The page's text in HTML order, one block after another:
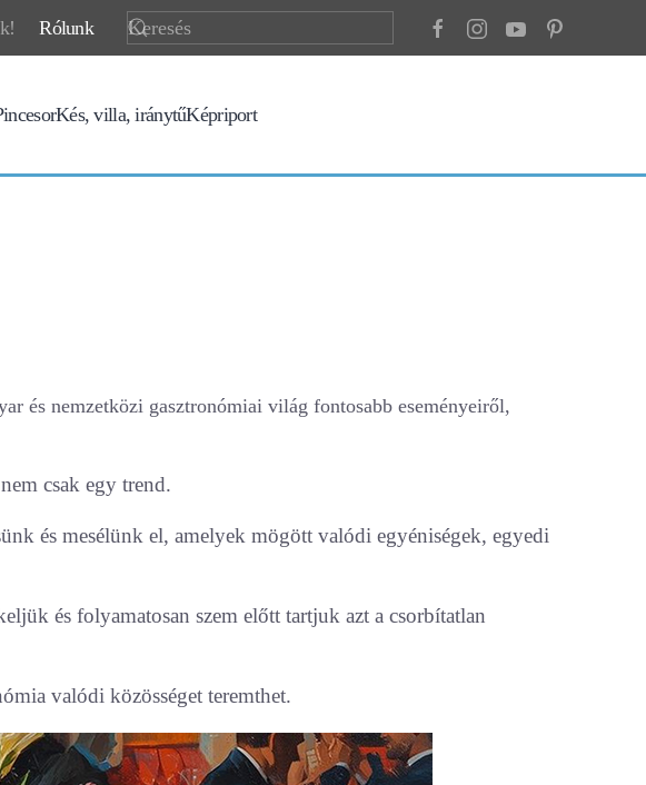
Rólunk
Kés, villa, iránytűKépriport
és nemzetközi gasztronómiai világ fontosabb eseményeiről,
csak egy trend.
és mesélünk el, amelyek mögött valódi egyéniségek, egyedi
és folyamatosan szem előtt tartjuk azt a csorbítatlan
valódi közösséget teremthet.